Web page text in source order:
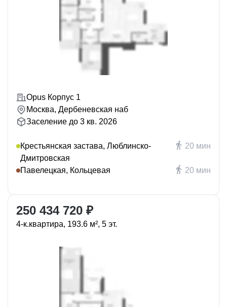
Opus Корпус 1
Москва, Дербеневская наб
Заселение до 3 кв. 2026
Крестьянская застава, Люблинско-
Дмитровская
20 мин
Павелецкая, Кольцевая 20 мин
250 434 720 ₽
4-к.квартира, 193.6 м², 5 эт.